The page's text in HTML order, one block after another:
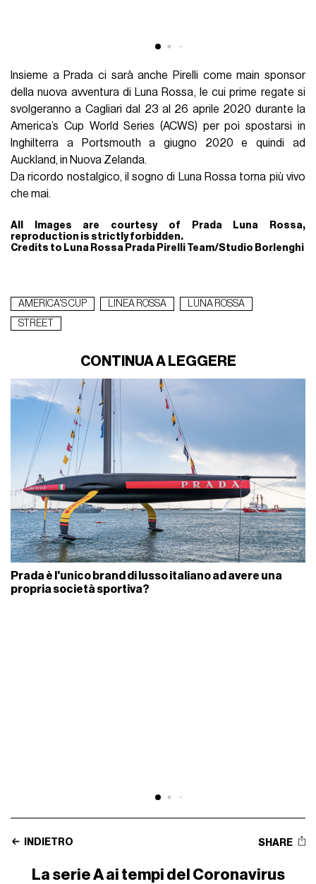
Insieme a Prada ci sarà anche Pirelli come main sponsor
della nuova avventura di Luna Rossa, le cui prime regate si
svolgeranno a Cagliari dal 23 al 26 aprile 2020 durante la
America’s Cup World Series (ACWS) per poi spostarsi in
Inghilterra a Portsmouth a giugno 2020 e quindi ad
Auckland, in Nuova Zelanda.
Da ricordo nostalgico, il sogno di Luna Rossa torna più vivo
che mai.
All Images are courtesy of Prada Luna Rossa,
reproduction is strictly forbidden.
Credits to Luna Rossa Prada Pirelli Team/Studio Borlenghi
AMERICA'S CUP LINEA ROSSA
LUNA ROSSA
STREET
CONTINUA A LEGGERE
Prada è l'unico brand di lusso italiano ad avere una
propria società sportiva?
INDIETRO SHARE
La serie A ai tempi del Coronavirus